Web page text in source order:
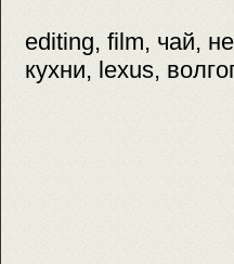
editing, film, чай,
кухни, lexus,